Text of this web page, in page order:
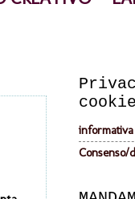
cookie
informativa
Consenso/